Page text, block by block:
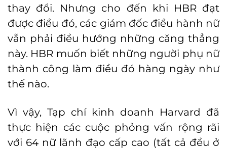
thay đổi. Nhưng cho đến khi HBR đạt
được điều đó, các giám đốc điều hành nữ
vẫn phải điều hướng những căng thẳng
này. HBR muốn biết những người phụ nữ
thành công làm điều đó hàng ngày như
thế nào.
Vì vậy, Tạp chí kinh doanh Harvard đã
thực hiện các cuộc phỏng vấn rộng rãi
với 64 nữ lãnh đạo cấp cao (tất cả đều ở